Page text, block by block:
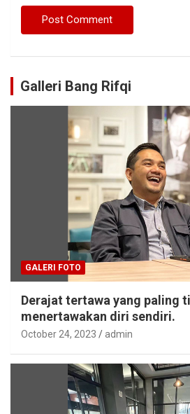
Galleri Bang Rifqi
GALERI FOTO
Derajat tertawa yang paling
menertawakan diri sendiri.
October 24, 2023 admin